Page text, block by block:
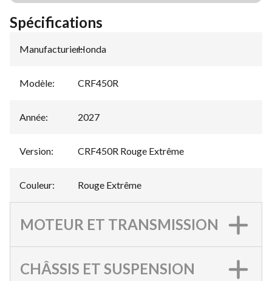
Spécifications
Manufacturier:
Honda
Modèle: CRF450R
Année: 2027
Version: CRF450R Rouge Extrême
Couleur: Rouge Extrême
MOTEUR ET TRANSMISSION
CHÂSSIS ET SUSPENSION